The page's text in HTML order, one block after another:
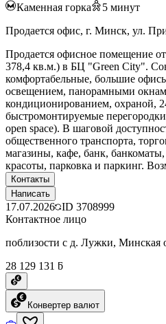
Каменная горка 5 минут
Продается офис, г. Минск, ул.
Продается офисное помещение
378,4 кв.м.) в БЦ "Green City".
комфортабельные, большие
освещением, панорамными
кондиционированием, охраной,
быстромонтируемые
open space). В шаговой
общественного транспорта,
магазины, кафе, банк,
красоты, парковка и паркинг.
Контакты
Написать
17.07.2026 ID 3708999
Контактное лицо
поблизости с д. Лужки, Минская
28 129 131 ƃ
Конвертер валют